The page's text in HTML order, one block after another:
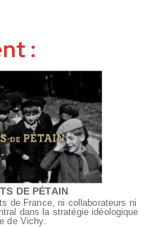
:
DE PÉTAIN
de France, ni collaborateurs ni
dans la stratégie idéologique
de Vichy.